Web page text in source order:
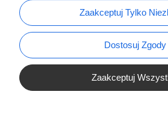
Zaakceptuj Tylko
Dostosuj Zgody
Zaakceptuj